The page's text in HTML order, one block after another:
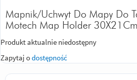
Mapnik/Uchwyt Do Mapy Do
Motech Map Holder 30X21Cm
Produkt aktualnie niedostępny
Zapytaj odostępność